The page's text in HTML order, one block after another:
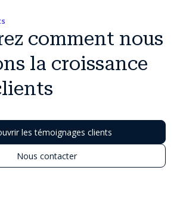
comment nous
la croissance
les témoignages clients
Nous contacter